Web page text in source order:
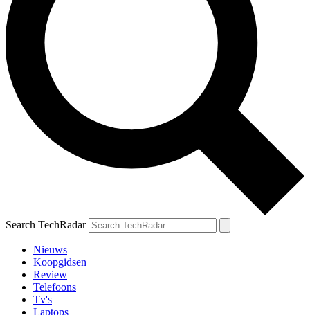
Search TechRadar
Nieuws
Koopgidsen
Review
Telefoons
Tv's
Laptops